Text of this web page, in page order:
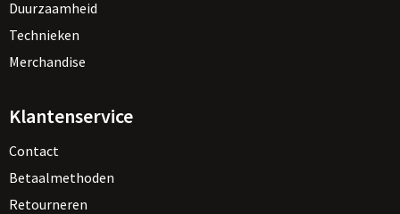
Duurzaamheid
Technieken
Merchandise
Klantenservice
Contact
Betaalmethoden
Retourneren